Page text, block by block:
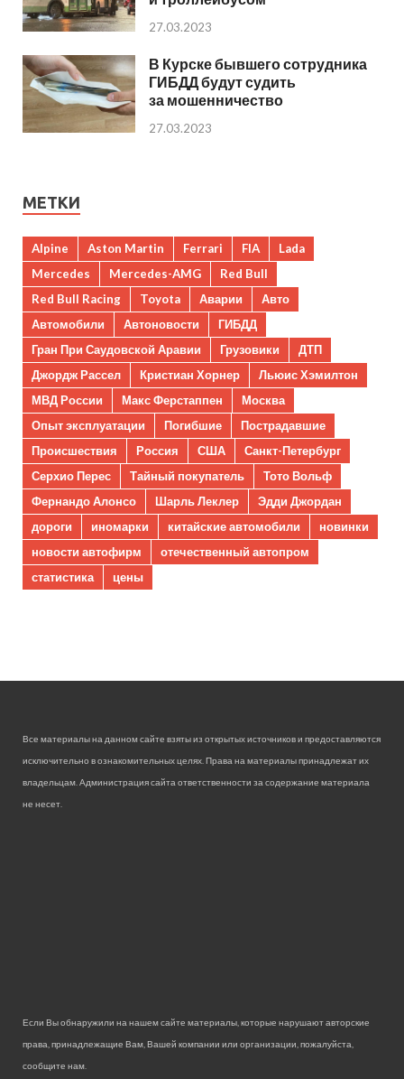
27.03.2023
В Курске бывшего сотрудника
ГИБДД будут судить
за мошенничество
27.03.2023
МЕТКИ
Alpine Aston Martin Ferrari FIA
Lada
Mercedes
Mercedes-AMG
Red Bull
Red Bull Racing
Toyota Аварии
Авто
Автомобили
Автоновости
ГИБДД
Гран При Саудовской Аравии
Грузовики
ДТП
Джордж Рассел
Кристиан Хорнер
Льюис Хэмилтон
МВД России
Макс Ферстаппен
Москва
Опыт эксплуатации
Погибшие
Пострадавшие
Происшествия
Россия США
Санкт-Петербург
Серхио Перес
Тайный покупатель
Тото Вольф
Фернандо Алонсо
Шарль Леклер
Эдди Джордан
дороги
иномарки китайские автомобили
новинки
новости автофирм
отечественный автопром
статистика
цены
Все материалы на данном сайте взяты из открытых источников и предоставляются
исключительно в ознакомительных целях. Права на материалы принадлежат их
владельцам. Администрация сайта ответственности за содержание материала
не несет.
Если Вы обнаружили на нашем сайте материалы, которые нарушают авторские
права, принадлежащие Вам, Вашей компании или организации, пожалуйста,
сообщите нам.